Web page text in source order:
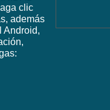
clic
además
Android,